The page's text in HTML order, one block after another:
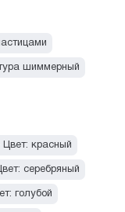
шиммерный
Цвет: красный
серебряный
голубой